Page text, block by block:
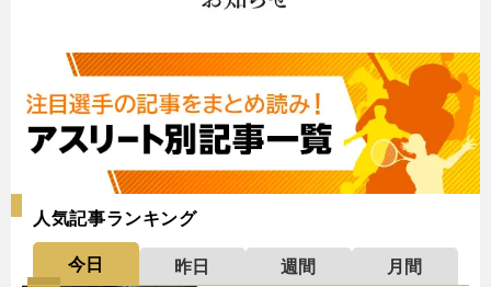
人気記事ランキング
今日 昨日 週間
月間